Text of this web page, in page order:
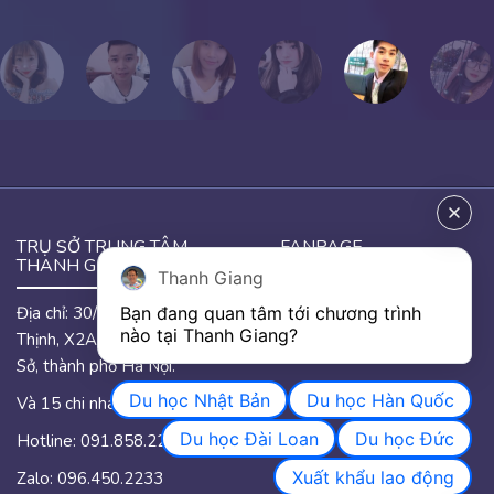
TRỤ SỞ TRUNG TÂM
THANH GIANG
Địa chỉ: 30/46 đường Hưng
Thịnh, X2A, phường Yên
Sở, thành phố Hà Nội.
Và 15 chi nhánh trên quốc.
Hotline: 091.858.2233
Zalo: 096.450.2233
FANPAGE
GOOGLE MAP
Thanh Giang
Bạn đang quan tâm tới chương trình
nào tại Thanh Giang?
Du học Nhật Bản
Du học Hàn Quốc
Du học Đài Loan
Du học Đức
Xuất khẩu lao động